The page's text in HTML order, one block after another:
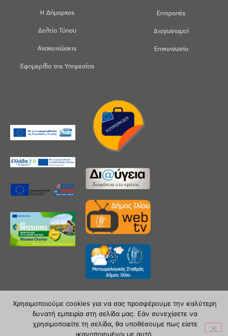
Η Δήμαρχος
Δελτία Τύπου
Ανακοινώσεις
Εφημερίδα της Υπηρεσίας
Επιτροπές
Διαγωνισμοί
Επικοινωνία
Copyright 2020 © Δήμος Ιλίου
Χρησιμοποιούμε cookies για να σας προσφέρουμε την καλύτερη
δυνατή εμπειρία στη σελίδα μας. Εάν συνεχίσετε να
χρησιμοποιείτε τη σελίδα, θα υποθέσουμε πως είστε
ικανοποιημένοι με αυτό.